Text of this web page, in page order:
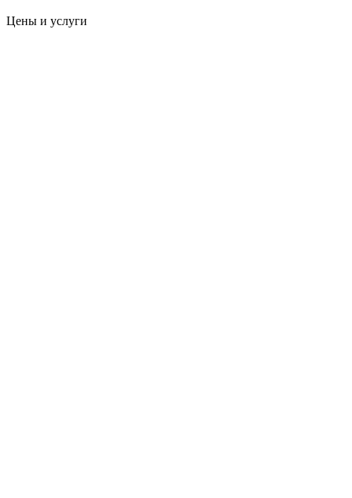
Цены и услуги